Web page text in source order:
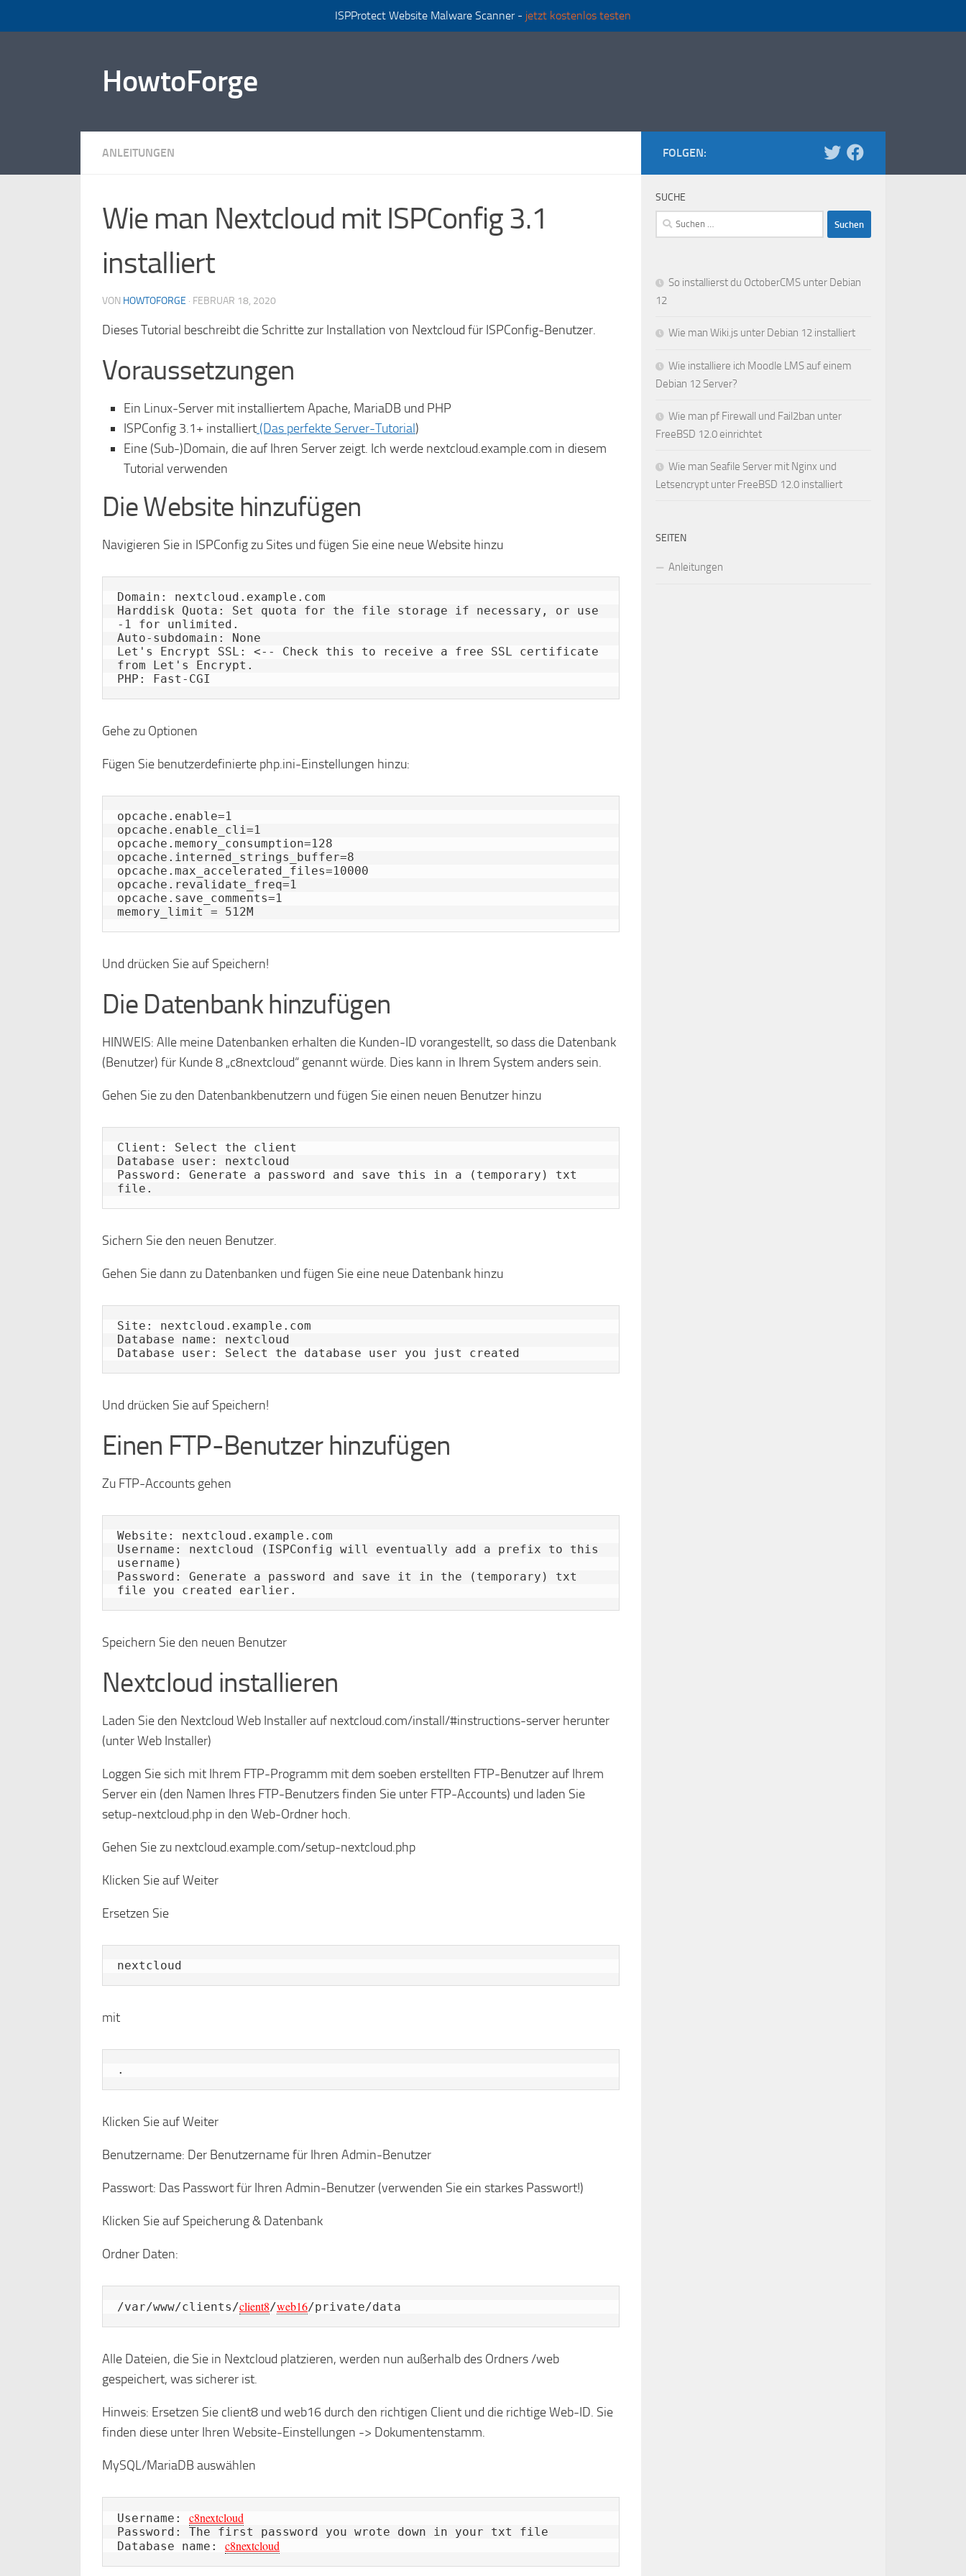
ISPProtect Website Malware Scanner - jetzt kostenlos testen
HowtoForge
ANLEITUNGEN
Wie man Nextcloud mit ISPConfig 3.1
installiert
VON HOWTOFORGE · FEBRUAR 18, 2020
Dieses Tutorial beschreibt die Schritte zur Installation von Nextcloud für ISPConfig-Benutzer.
Voraussetzungen
Ein Linux-Server mit installiertem Apache, MariaDB und PHP
ISPConfig 3.1+ installiert (Das perfekte Server-Tutorial)
Eine (Sub-)Domain, die auf Ihren Server zeigt. Ich werde nextcloud.example.com in diesem
Tutorial verwenden
Die Website hinzufügen
Navigieren Sie in ISPConfig zu Sites und fügen Sie eine neue Website hinzu
Domain: nextcloud.example.com
Harddisk Quota: Set quota for the file storage if necessary, or use
-1 for unlimited.
Auto-subdomain: None
Let's Encrypt SSL: <-- Check this to receive a free SSL certificate
from Let's Encrypt.
PHP: Fast-CGI
Gehe zu Optionen
Fügen Sie benutzerdefinierte php.ini-Einstellungen hinzu:
opcache.enable=1
opcache.enable_cli=1
opcache.memory_consumption=128
opcache.interned_strings_buffer=8
opcache.max_accelerated_files=10000
opcache.revalidate_freq=1
opcache.save_comments=1
memory_limit = 512M
Und drücken Sie auf Speichern!
Die Datenbank hinzufügen
HINWEIS: Alle meine Datenbanken erhalten die Kunden-ID vorangestellt, so dass die Datenbank
(Benutzer) für Kunde 8 „c8nextcloud“ genannt würde. Dies kann in Ihrem System anders sein.
Gehen Sie zu den Datenbankbenutzern und fügen Sie einen neuen Benutzer hinzu
Client: Select the client
Database user: nextcloud
Password: Generate a password and save this in a (temporary) txt
file.
Sichern Sie den neuen Benutzer.
Gehen Sie dann zu Datenbanken und fügen Sie eine neue Datenbank hinzu
Site: nextcloud.example.com
Database name: nextcloud
Database user: Select the database user you just created
Und drücken Sie auf Speichern!
Einen FTP-Benutzer hinzufügen
Zu FTP-Accounts gehen
Website: nextcloud.example.com
Username: nextcloud (ISPConfig will eventually add a prefix to this
username)
Password: Generate a password and save it in the (temporary) txt
file you created earlier.
Speichern Sie den neuen Benutzer
Nextcloud installieren
Laden Sie den Nextcloud Web Installer auf nextcloud.com/install/#instructions-server herunter
(unter Web Installer)
Loggen Sie sich mit Ihrem FTP-Programm mit dem soeben erstellten FTP-Benutzer auf Ihrem
Server ein (den Namen Ihres FTP-Benutzers finden Sie unter FTP-Accounts) und laden Sie
setup-nextcloud.php in den Web-Ordner hoch.
Gehen Sie zu nextcloud.example.com/setup-nextcloud.php
Klicken Sie auf Weiter
Ersetzen Sie
nextcloud
mit
.
Klicken Sie auf Weiter
Benutzername: Der Benutzername für Ihren Admin-Benutzer
Passwort: Das Passwort für Ihren Admin-Benutzer (verwenden Sie ein starkes Passwort!)
Klicken Sie auf Speicherung & Datenbank
Ordner Daten:
/var/www/clients/client8/web16/private/data
Alle Dateien, die Sie in Nextcloud platzieren, werden nun außerhalb des Ordners /web
gespeichert, was sicherer ist.
Hinweis: Ersetzen Sie client8 und web16 durch den richtigen Client und die richtige Web-ID. Sie
finden diese unter Ihren Website-Einstellungen -> Dokumentenstamm.
MySQL/MariaDB auswählen
Username: c8nextcloud
Password: The first password you wrote down in your txt file
Database name: c8nextcloud
FOLGEN:
SUCHE
Suchen
nach:
So installierst du OctoberCMS unter Debian
12
Wie man Wiki.js unter Debian 12 installiert
Wie installiere ich Moodle LMS auf einem
Debian 12 Server?
Wie man pf Firewall und Fail2ban unter
FreeBSD 12.0 einrichtet
Wie man Seafile Server mit Nginx und
Letsencrypt unter FreeBSD 12.0 installiert
SEITEN
Anleitungen